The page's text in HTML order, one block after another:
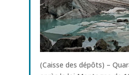
(Caisse des dépôts) –